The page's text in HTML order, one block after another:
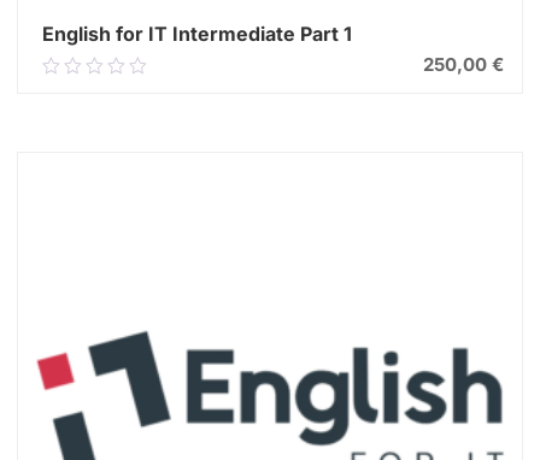
English for IT Intermediate Part 1
0.00
250,00 €